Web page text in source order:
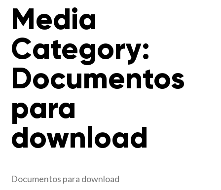
Media
Category:
Documentos
para
download
Documentos para download